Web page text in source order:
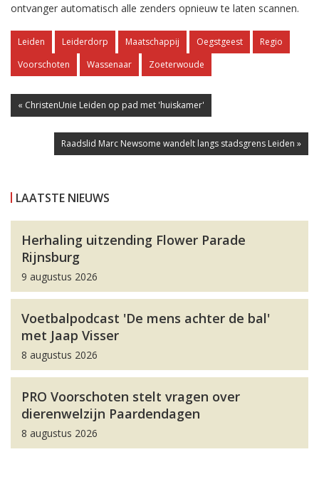
ontvanger automatisch alle zenders opnieuw te laten scannen.
Leiden Leiderdorp Maatschappij Oegstgeest
Regio
Voorschoten
Wassenaar Zoeterwoude
« ChristenUnie Leiden op pad met 'huiskamer'
Raadslid Marc Newsome wandelt langs stadsgrens Leiden »
LAATSTE NIEUWS
Herhaling uitzending Flower Parade
Rijnsburg
9 augustus 2026
Voetbalpodcast 'De mens achter de bal'
met Jaap Visser
8 augustus 2026
PRO Voorschoten stelt vragen over
dierenwelzijn Paardendagen
8 augustus 2026